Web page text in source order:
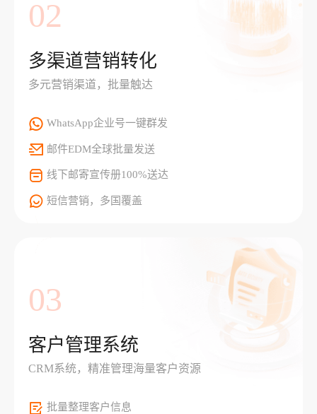
02
多渠道营销转化
多元营销渠道，批量触达
WhatsApp企业号一键群发
邮件EDM全球批量发送
线下邮寄宣传册100%送达
短信营销，多国覆盖
03
客户管理系统
CRM系统，精准管理海量客户资源
批量整理客户信息